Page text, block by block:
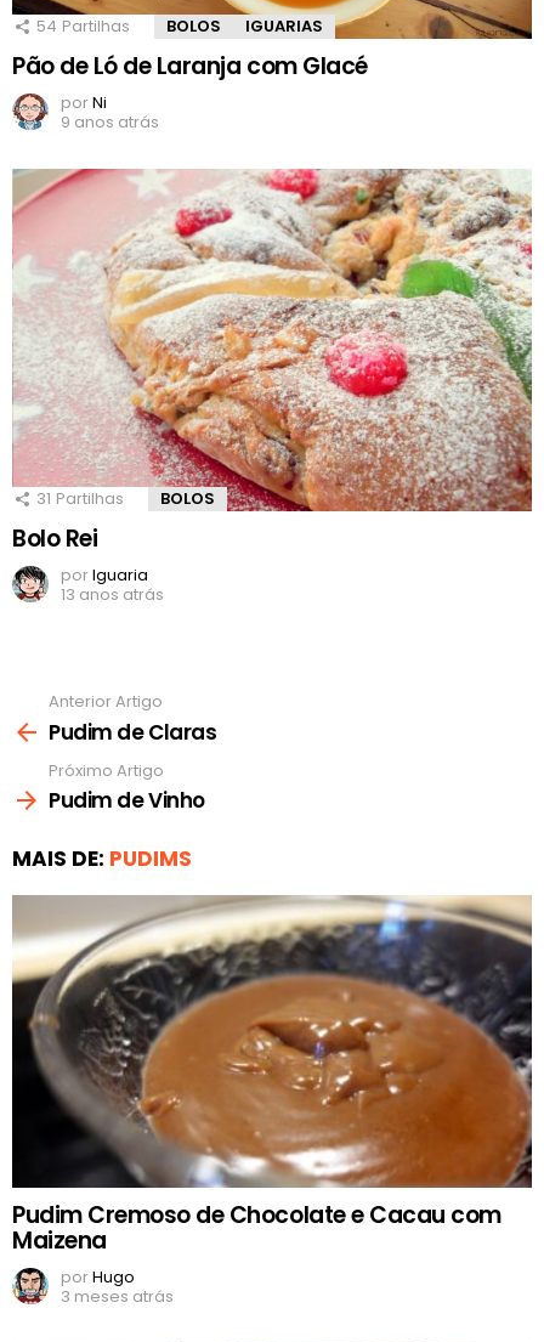
54 Partilhas BOLOS IGUARIAS
Pão de Ló de Laranja com Glacé
porNi
9 anos atrás
31 Partilhas BOLOS
Bolo Rei
porIguaria
13 anos atrás
mais
Anterior Artigo
Pudim de Claras
Próximo Artigo
Pudim de Vinho
MAIS DE: PUDIMS
Pudim Cremoso de Chocolate e Cacau com
Maizena
porHugo
3 meses atrás